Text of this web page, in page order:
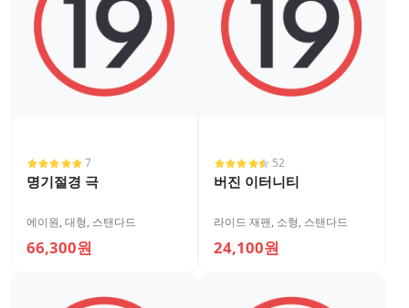
7
명기절경 극
에이원,대형, 스탠다드
66,300원
52
버진 이터니티
라이드 재팬, 소형, 스탠다드
24,100원